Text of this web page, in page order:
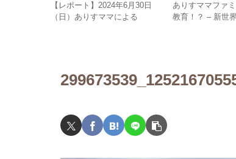
【レポート】2024年6月30日
（日）ありすママによる
ありすママファ
教育！？ – 新世